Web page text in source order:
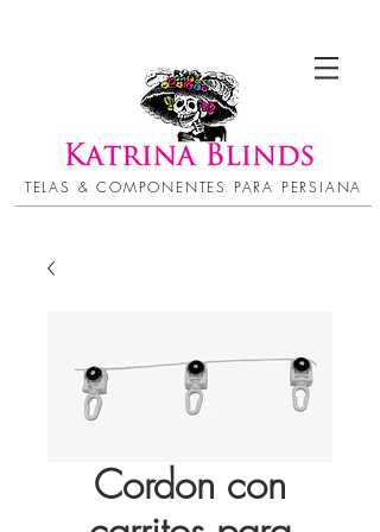
TELAS & COMPONENTES PARA PERSIANA
Cordon con